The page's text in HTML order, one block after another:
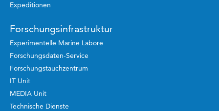
Expeditionen
Forschungsinfrastruktur
Experimentelle Marine Labore
Forschungsdaten-Service
Forschungstauchzentrum
IT Unit
MEDIA Unit
Technische Dienste